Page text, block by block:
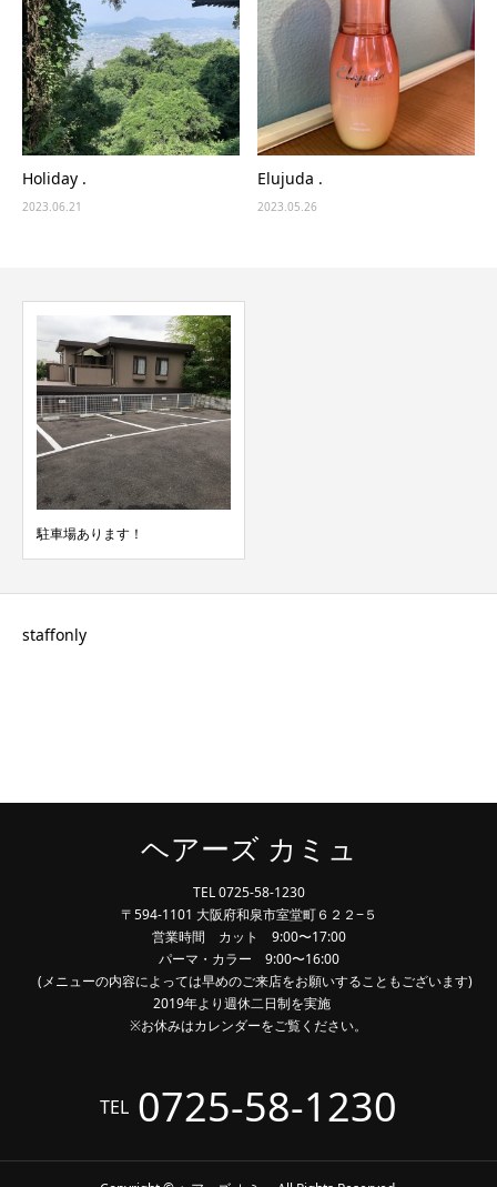
Holiday .
2023.06.21
Elujuda .
2023.05.26
駐車場あります！
staffonly
ヘアーズ カミュ
TEL 0725-58-1230
〒594-1101 大阪府和泉市室堂町６２２−５
営業時間 カット 9:00〜17:00
パーマ・カラー 9:00〜16:00
(メニューの内容によっては早めのご来店をお願いすることもございます)
2019年より週休二日制を実施
※お休みはカレンダーをご覧ください。
TEL 0725-58-1230